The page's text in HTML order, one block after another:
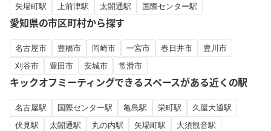
矢場町駅
上前津駅 太閤通駅 国際センター駅
愛知県の市区町村から探す
名古屋市 豊橋市 岡崎市 一宮市 春日井市
豊川市
刈谷市
豊田市 安城市 常滑市
キックオフミーティングできるスペースがある近くの駅
名古屋駅 国際センター駅 亀島駅 栄町駅
久屋大通駅
伏見駅
太閤通駅 丸の内駅 矢場町駅 大須観音駅